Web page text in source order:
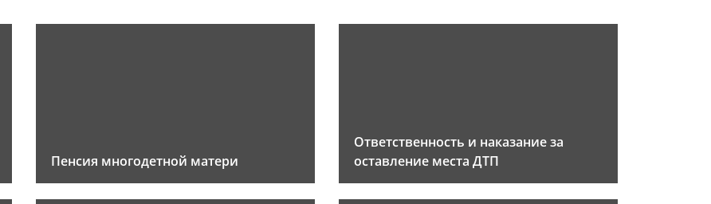
Пенсия многодетной матери
Ответственность и наказание за
оставление места ДТП